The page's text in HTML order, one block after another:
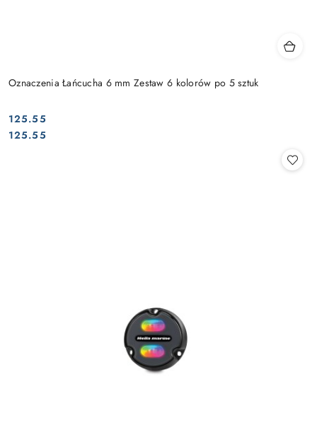
Oznaczenia Łańcucha 6 mm Zestaw 6 kolorów po 5 sztuk
Cena:
125.55
Cena:
125.55